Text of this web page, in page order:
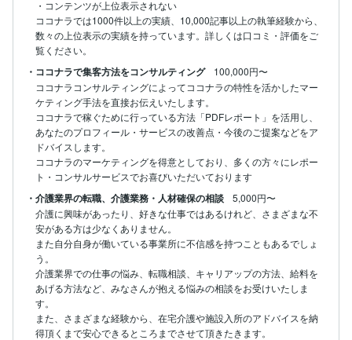
・コンテンツが上位表示されない
ココナラでは1000件以上の実績、10,000記事以上の執筆経験から、
数々の上位表示の実績を持っています。詳しくは口コミ・評価をご
覧ください。
・ココナラで集客方法をコンサルティング
100,000円〜
ココナラコンサルティングによってココナラの特性を活かしたマー
ケティング手法を直接お伝えいたします。
ココナラで稼ぐために行っている方法「PDFレポート」を活用し、
あなたのプロフィール・サービスの改善点・今後のご提案などをア
ドバイスします。
ココナラのマーケティングを得意としており、多くの方々にレポー
ト・コンサルサービスでお喜びいただいております
・介護業界の転職、介護業務・人材確保の相談
5,000円〜
介護に興味があったり、好きな仕事ではあるけれど、さまざまな不
安がある方は少なくありません。
また自分自身が働いている事業所に不信感を持つこともあるでしょ
う。
介護業界での仕事の悩み、転職相談、キャリアップの方法、給料を
あげる方法など、みなさんが抱える悩みの相談をお受けいたしま
す。
また、さまざまな経験から、在宅介護や施設入所のアドバイスを納
得頂くまで安心できるところまでさせて頂きたきます。